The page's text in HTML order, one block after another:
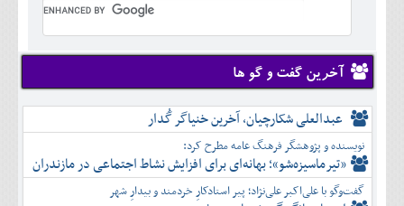
دی
بهمن
اسفند
آبان
آذر
دی
بهمن
اسفند
شهريور
مهر
آبان
آذر
دی
بهمن
اسفند
تير
مرداد
شهريور
مهر
آبان
آذر
دی
بهمن
اسفند
آخرین گفت و گو ها
عبدالعلی شکارچیان، آخرین خنیاگر گُدار
نویسنده و پژوهشگر فرهنگ عامه مطرح کرد:
«تیرماسیزه‌شو»؛ بهانه‌ای برای افزایش نشاط اجتماعی در مازندران
گفت‌وگو با علی‌اکبر علی‌نژاد؛ پیر استادکارِ خردمند و بیدارِ شهر